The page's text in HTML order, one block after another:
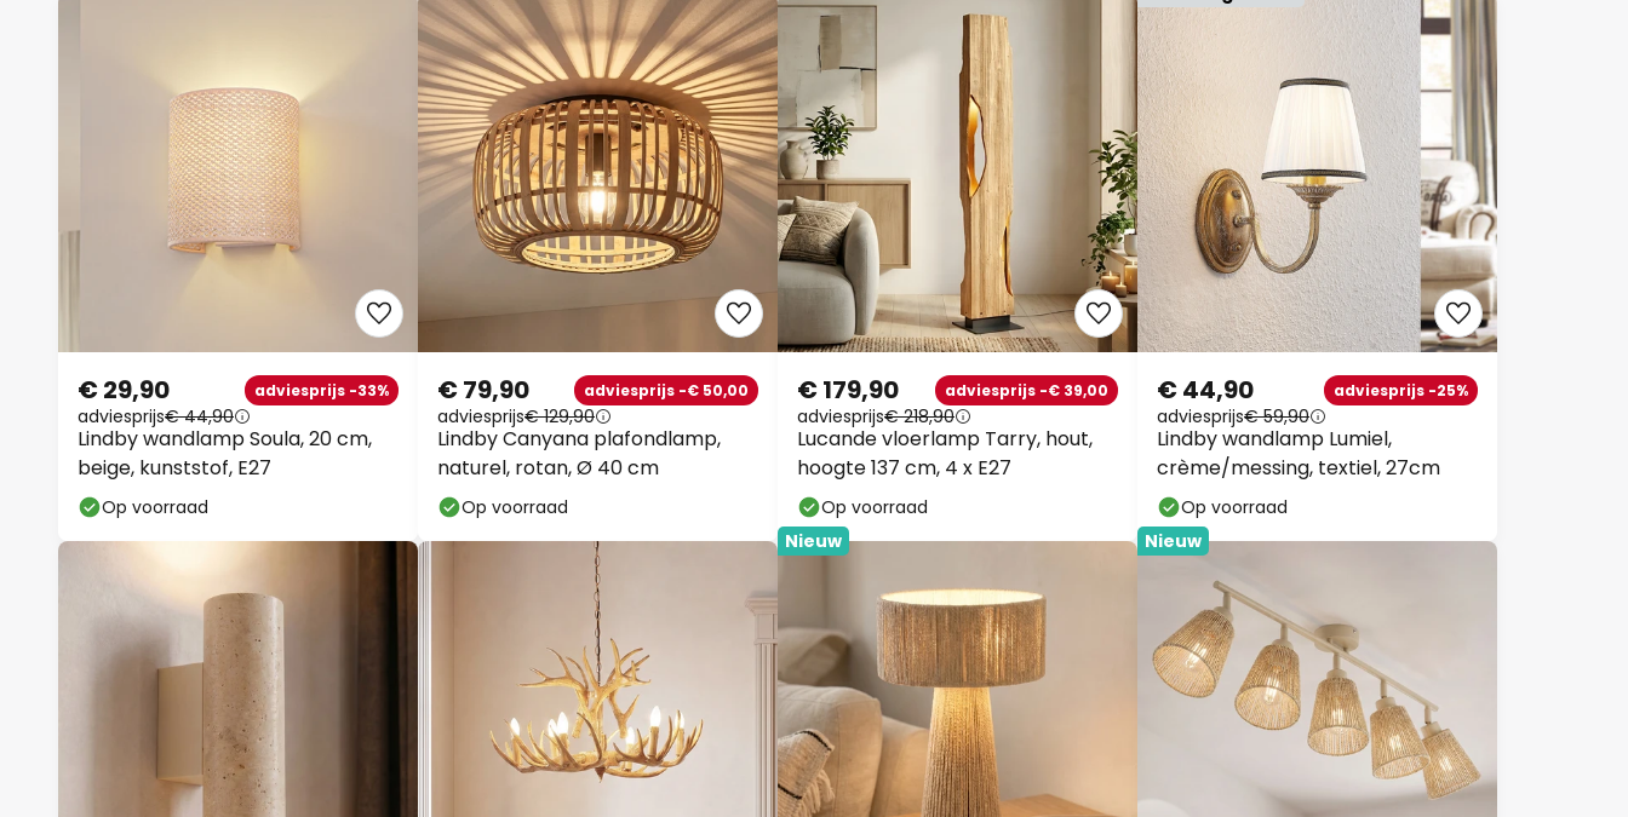
Lindby wandlamp Soula, 20 cm,
beige, kunststof, E27
€ 29,90 adviesprijs -33%
adviesprijs€ 44,90
Op voorraad
Lindby Canyana plafondlamp,
naturel, rotan, Ø 40 cm
€ 79,90 adviesprijs -€ 50,00
adviesprijs€ 129,90
Op voorraad
Lucande vloerlamp Tarry, hout,
hoogte 137 cm, 4 x E27
€ 179,90 adviesprijs -€ 39,00
adviesprijs€ 218,90
Op voorraad
Lindby wandlamp Lumiel,
crème/messing, textiel, 27cm
€ 44,90 adviesprijs -25%
adviesprijs€ 59,90
Op voorraad
Nieuw Nieuw